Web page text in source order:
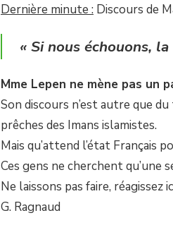
Dernière minute : Discours de
« Si nous échouons,
Mme Lepen ne mène pas un
Son discours n’est autre que
prêches des Imans islamistes.
Mais qu’attend l’état Français
Ces gens ne cherchent qu’une
Ne laissons pas faire, réagissez
G. Ragnaud